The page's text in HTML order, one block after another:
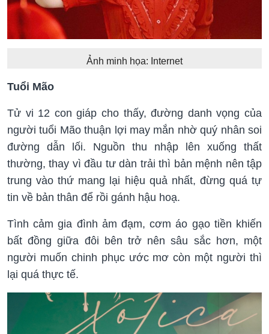
Ảnh minh họa: Internet
Tuổi Mão
Tử vi 12 con giáp cho thấy, đường danh vọng của
người tuổi Mão thuận lợi may mắn nhờ quý nhân soi
đường dẫn lối. Nguồn thu nhập lên xuống thất
thường, thay vì đầu tư dàn trải thì bản mệnh nên tập
trung vào thứ mang lại hiệu quả nhất, đừng quá tự
tin về bản thân để rồi gánh hậu hoạ.
Tình cảm gia đình ảm đạm, cơm áo gạo tiền khiến
bất đồng giữa đôi bên trở nên sâu sắc hơn, một
người muốn chinh phục ước mơ còn một người thì
lại quá thực tế.